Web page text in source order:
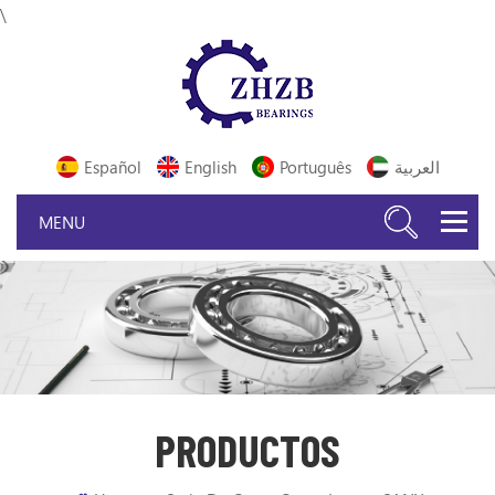
\
Español English Português العربية
PRODUCTOS